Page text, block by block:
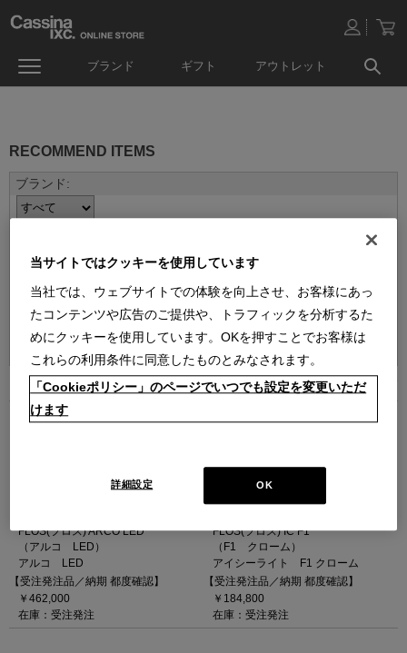
ブランド ギフト アウトレット
RECOMMEND ITEMS
3件あります
FLOS(フロス) ARCO LED
（アルコ LED）
アルコ LED
【受注発注品／納期 都度確認】
￥462,000
在庫：受注発注
FLOS(フロス) IC F1
（F1 クローム）
アイシーライト F1 クローム
【受注発注品／納期 都度確認】
￥184,800
在庫：受注発注
当サイトではクッキーを使用しています
当社では、ウェブサイトでの体験を向上させ、お客様にあっ
たコンテンツや広告のご提供や、トラフィックを分析するた
めにクッキーを使用しています。OKを押すことでお客様は
これらの利用条件に同意したものとみなされます。
「Cookieポリシー」のページでいつでも設定を変更いただ
けます
OK
詳細設定